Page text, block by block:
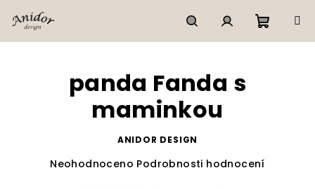
na
HledatPřihlášení
panda Fanda s
maminkou
ANIDOR DESIGN
PrůměrnéNeohodnoceno Podrobnosti hodnocení